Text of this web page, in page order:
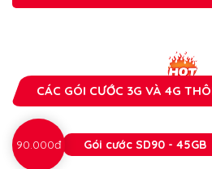
CÁC GÓI CƯỚC 3G VÀ 4G
90.000đ Gói cước SD90 - 45GB